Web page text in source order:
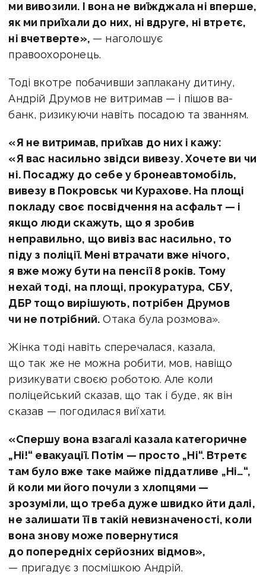
ми вивозили. І вона не виїжджала ні вперше,
як ми приїхали до них, ні вдруге, ні втретє,
ні вчетверте», — наголошує
правоохоронець.
Тоді вкотре побачивши заплакану дитину,
Андрій Друмов не витримав — і пішов ва-
банк, ризикуючи навіть посадою та званням.
«Я не витримав, приїхав до них і кажу:
«Я вас насильно звідси вивезу. Хочете ви чи
ні. Посаджу до себе у бронеавтомобіль,
вивезу в Покровськ чи Курахове. На площі
покладу своє посвідчення на асфальт — і
якщо люди скажуть, що я зробив
неправильно, що вивіз вас насильно, то
піду з поліції. Мені втрачати вже нічого,
я вже можу бути на пенсії 8 років. Тому
нехай тоді, на площі, прокуратура, СБУ,
ДБР тощо вирішують, потрібен Друмов
чи не потрібний. Отака була розмова».
Жінка тоді навіть сперечалася, казала,
що так же не можна робити, мов, навіщо
ризикувати своєю роботою. Але коли
поліцейський сказав, що так і буде, як він
сказав — погодилася виїхати.
«Спершу вона взагалі казала категоричне
„Ні!“ евакуації. Потім — просто „Ні“. Втретє
там було вже таке майже піддатливе „Ні…“,
й коли ми його почули з хлопцями —
зрозуміли, що треба дуже швидко йти далі,
не залишати її в такій невизначеності, коли
вона знову може повернутися
до попередніх серйозних відмов»,
— пригадує з посмішкою Андрій.